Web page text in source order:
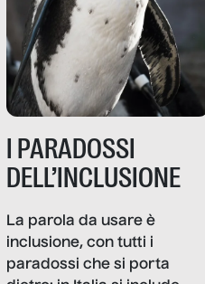
I PARADOSSI
DELL’INCLUSIONE
La parola da usare è
inclusione, con tutti i
paradossi che si porta